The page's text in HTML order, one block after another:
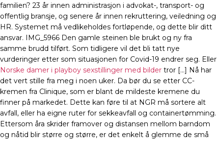
familien? 23 år innen administrasjon i advokat-, transport- og
offentlig bransje, og senere år innen rekruttering, veiledning og
HR. Systemet må vedlikeholdes fortløpende, og dette blir ditt
ansvar. IMG_5966 Den gamle steinen ble brukt og ny fra
samme brudd tilført. Som tidligere vil det bli tatt nye
vurderinger etter som situasjonen for Covid-19 endrer seg. Eller
Norske damer i playboy sexstillinger med bilder tror […] Nå har
det vert stille fra meg i noen uker. Da bør du se etter CC-
kremen fra Clinique, som er blant de mildeste kremene du
finner på markedet. Dette kan føre til at NGR må sortere alt
avfall, eller ha eigne ruter for sekkeavfall og containertømming.
Ettersom åra skrider framover og distansen mellom barndom
og nåtid blir større og større, er det enkelt å glemme de små